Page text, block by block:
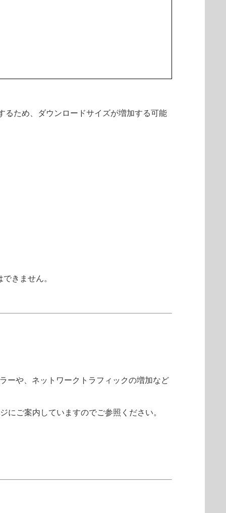
ため、ダウンロードサイズが増加する可能
きません。
ーや、ネットワークトラフィックの増加など
ご案内していますのでご参照ください。